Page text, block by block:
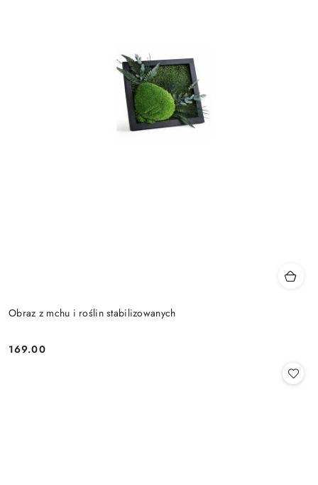
Obraz z mchu i roślin stabilizowanych
Cena:
169.00